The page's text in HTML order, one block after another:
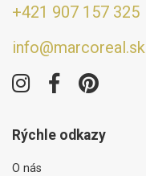
+421 907 157 325
info@marcoreal.sk
Rýchle odkazy
O nás